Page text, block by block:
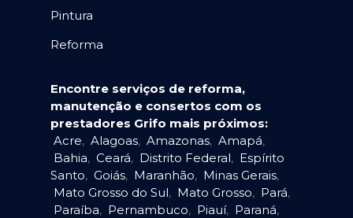
Pintura
Reforma
Encontre serviços de reforma,
manutenção e consertos com os
prestadores Grifo mais próximos:
Acre, Alagoas, Amazonas, Amapá,
Bahia, Ceará, Distrito Federal, Espírito
Santo, Goiás, Maranhão, Minas Gerais,
Mato Grosso do Sul, Mato Grosso, Pará,
Paraíba, Pernambuco, Piauí, Paraná,